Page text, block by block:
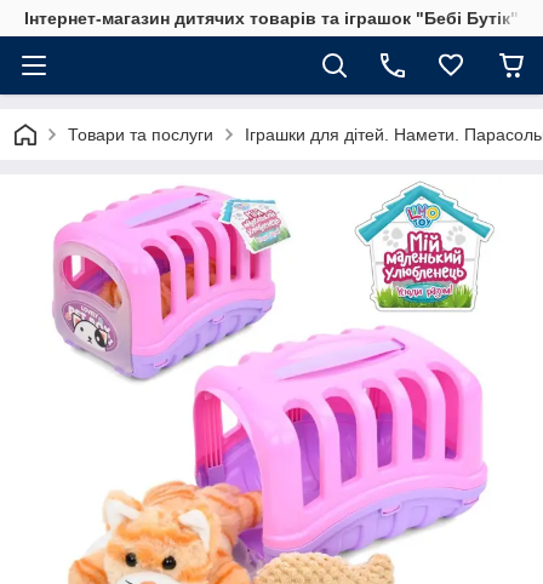
Інтернет-магазин дитячих товарів та іграшок "Бебі Бутік"
Товари та послуги Іграшки для дітей. Намети.